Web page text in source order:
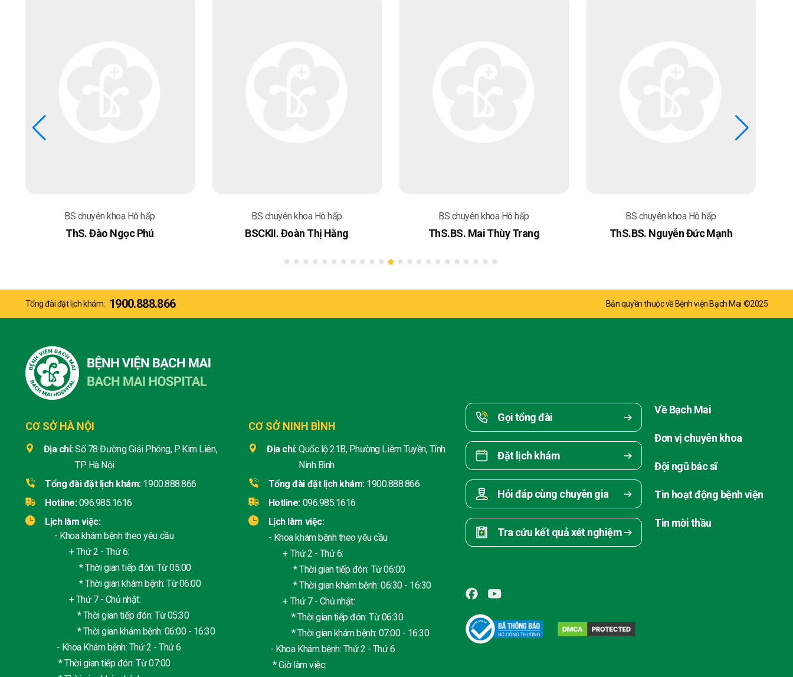
BS chuyên khoa Hô hấp
ThS. Đào Ngọc Phú
BS chuyên khoa Hô hấp
BSCKII. Đoàn Thị Hằng
BS chuyên khoa Hô hấp
ThS.BS. Mai Thùy Trang
BS chuyên khoa Hô hấp
ThS.BS. Nguyễn Đức Mạnh
Tổng đài đặt lịch khám: 1900.888.866 Bản quyền thuộc về Bệnh viện Bạch Mai ©2025
CƠ SỞ HÀ NỘI
Địa chỉ:Số 78 Đường Giải Phóng, P. Kim Liên,
TP Hà Nội
Tổng đài đặt lịch khám: 1900.888.866
Hotline: 096.985.1616
Lịch làm việc:
- Khoa khám bệnh theo yêu cầu
+ Thứ 2 - Thứ 6:
* Thời gian tiếp đón: Từ 05:00
* Thời gian khám bệnh: Từ 06:00
+ Thứ 7 - Chủ nhật:
* Thời gian tiếp đón: Từ 05:30
* Thời gian khám bệnh: 06:00 - 16:30
- Khoa Khám bệnh: Thứ 2 - Thứ 6
* Thời gian tiếp đón: Từ 07:00
CƠ SỞ NINH BÌNH
Địa chỉ:Quốc lộ 21B, Phường Liêm Tuyền, Tỉnh
Ninh Bình
Tổng đài đặt lịch khám: 1900.888.866
Hotline: 096.985.1616
Lịch làm việc:
- Khoa khám bệnh theo yêu cầu
+ Thứ 2 - Thứ 6:
* Thời gian tiếp đón: Từ 06:00
* Thời gian khám bệnh: 06:30 - 16:30
+ Thứ 7 - Chủ nhật:
* Thời gian tiếp đón: Từ 06:30
* Thời gian khám bệnh: 07:00 - 16:30
- Khoa Khám bệnh: Thứ 2 - Thứ 6
* Giờ làm việc:
Gọi tổng đài
Đặt lịch khám
Hỏi đáp cùng chuyên gia
Tra cứu kết quả xét nghiệm
Về Bạch Mai
Đơn vị chuyên khoa
Đội ngũ bác sĩ
Tin hoạt động bệnh viện
Tin mời thầu